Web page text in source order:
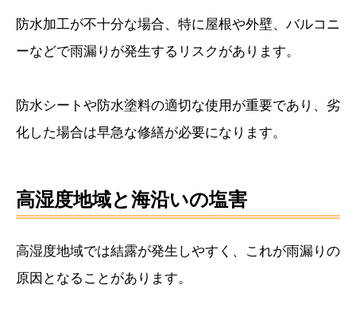
防水加工が不十分な場合、特に屋根や外壁、バルコニ
ーなどで雨漏りが発生するリスクがあります。
防水シートや防水塗料の適切な使用が重要であり、劣
化した場合は早急な修繕が必要になります。
高湿度地域と海沿いの塩害
高湿度地域では結露が発生しやすく、これが雨漏りの
原因となることがあります。